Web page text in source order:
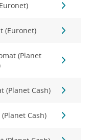
(Euronet)
(Planet
(Planet Cash)
Cash)